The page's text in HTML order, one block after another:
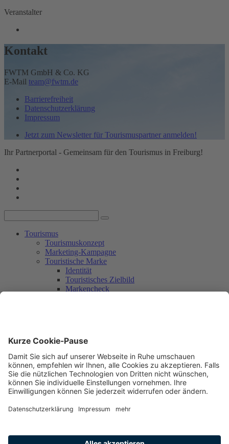
Veranstalter
Kontakt
FWTM GmbH & Co. KG
E-Mail team@fwtm.de
Barrierefreiheit
Datenschutzerklärung
Impressum
Jetzt zum Newsletter für Tourismuspartner anmelden!
Ihr Partnerportal - Gemeinsam für den Tourismus in Freiburg!
Tourismus
Tourismuskonzept
Marketing-Kampagne
Touristische Marke
Identität
Touristisches Zielbild
Markencheck
Workshop 3
Umsetzungsplanung
Nachhaltigkeit
Mitmachen
Aktuelles + Service
Aktuelles
Kontakt